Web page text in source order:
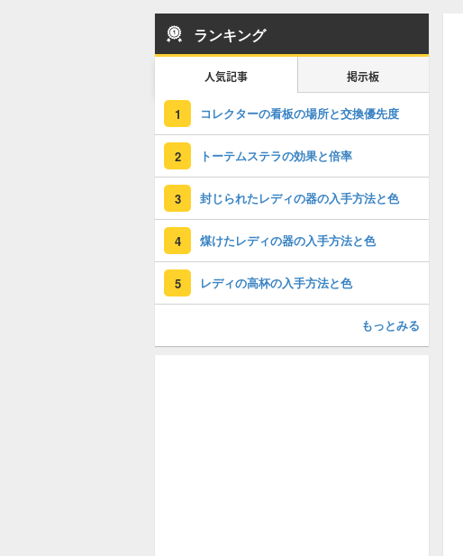
ランキング
人気記事 掲示板
1 コレクターの看板の場所と交換優先度
2 トーテムステラの効果と倍率
3 封じられたレディの器の入手方法と色
4 煤けたレディの器の入手方法と色
5 レディの高杯の入手方法と色
もっとみる